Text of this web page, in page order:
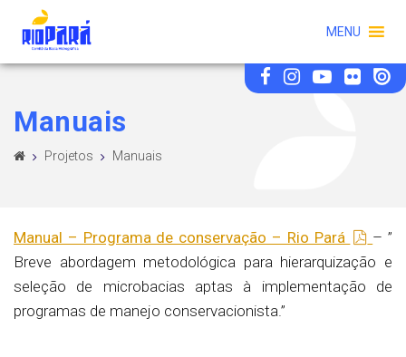
MENU
Manuais
Projetos Manuais
Manual – Programa de conservação – Rio Pará
– ”
Breve abordagem metodológica para hierarquização e
seleção de microbacias aptas à implementação de
programas de manejo conservacionista.”